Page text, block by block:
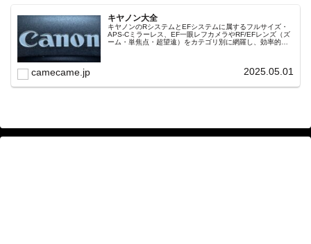
キヤノン大全
キヤノンのRシステムとEFシステムに属するフルサイズ・
APS-Cミラーレス、EF一眼レフカメラやRF/EFレンズ（ズ
ーム・単焦点・超望遠）をカテゴリ別に網羅し、効率的に
camecame.jp 2025.05.01